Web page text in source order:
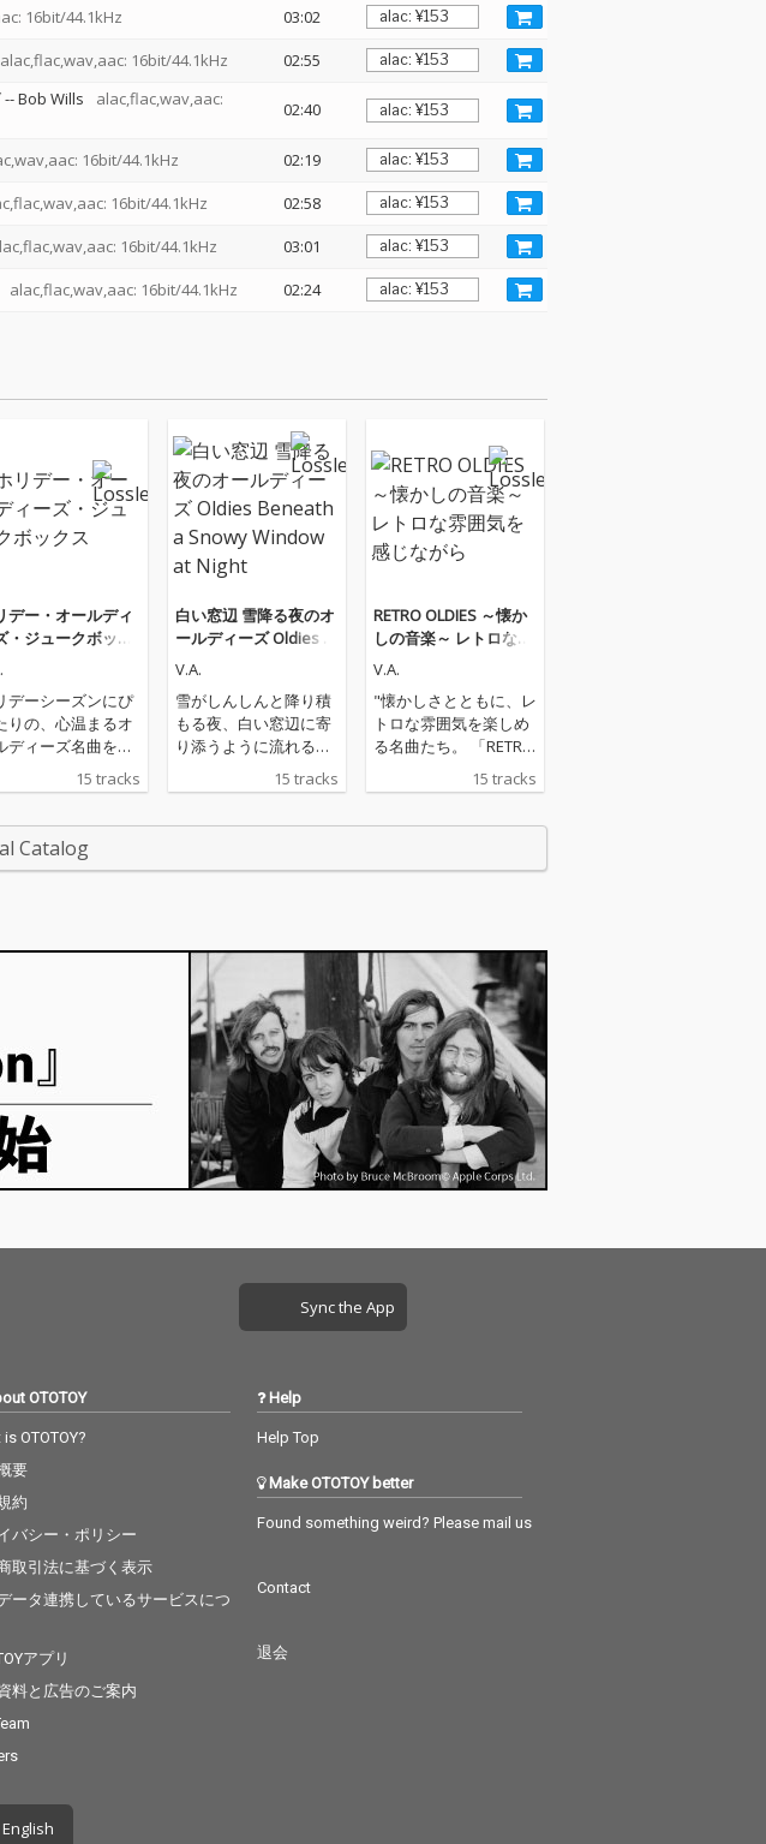
16bit/44.1kHz
03:02
alac,flac,wav,aac: 16bit/44.1kHz 02:55
--Bob Wills
alac,flac,wav,aac:
02:40
16bit/44.1kHz
02:19
16bit/44.1kHz
02:58
16bit/44.1kHz
03:01
alac,flac,wav,aac: 16bit/44.1kHz 02:24
デー・オールディ
・ジュークボック
デーシーズンにぴ
りの、心温まるオ
ディーズ名曲を集
決定版コンピレー
ン。 フランキー・
My Eyes Off Yo
ナット・キン
ロックンロール・
シック 「Oh, Prett
ークボックスの宝
ような一枚です。
に、ドリス・デイ
Que Sera, Ser
、ザ・モンキーズ
Daydream Believ
」など、時代を
ホリデーBGM”とい
、オールディーズ
楽しめる、心が弾
ンピレーションで
15 tracks
白い窓辺 雪降る夜のオ
ールディーズ Oldies B
eneath a Snowy Wind
V.A.
雪がしんしんと降り積
もる夜、白い窓辺に寄
り添うように流れる、
懐かしのオールディー
ズ・バラード集。 「ブ
ル」（ザ・オリオール
ズ）など、孤独・祈
り・愛・再会をテーマ
にした名曲が、冬の夜
に深く響きます。 この
アルバムは、雪の夜の
読書時間、暖炉のそば
でのひととき、静かな
夜のドライブなど、心
を落ち着けたい瞬間に
ぴったり。 「ラヴ」
生」（ルイ・アームス
の音楽・夜に聴きたい
曲・懐かしの洋楽・ス
包まれながら、遠い記
憶と静かな感情にそっ
と触れるような音楽体
験をお届けします。
15 tracks
RETRO OLDIES ～懐か
しの音楽～ レトロな雰
囲気を感じながら
V.A.
"懐かしさとともに、レ
トロな雰囲気を楽しめ
る名曲たち。 「RETRO
OLDIES ～懐かしの音
楽～」は、時代を超え
情熱的なロックンロー
ルの「火の玉ロック」
など、どの曲も聴く人
の心を揺さぶります。
カフェでゆったりと過
ごす午後に。ドライブ
しながらノスタルジッ
クな気分に浸りたいと
きに。そして、レコー
ドの音に耳を傾けなが
ら、過去の思い出を振
ムがレトロな魅力を引
えた名曲の響きを、存
分に楽しんでくださ
15 tracks
Catalog
Sync the App
OTOTOY
OTOTOY?
要
約
バシー・ポリシー
取引法に基づく表示
ータ連携しているサービスにつ
アプリ
料と広告のご案内
Help
Help Top
Make OTOTOY better
Found something weird? Please mail us
Contact
退会